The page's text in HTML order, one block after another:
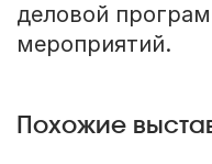
деловой
мероприятий.
Похожие